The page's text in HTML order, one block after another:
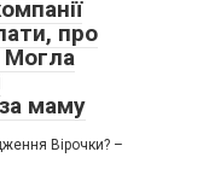
про
Могла
маму
Вірочки? –